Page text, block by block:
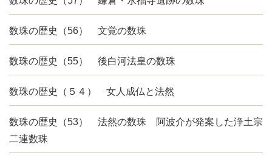
数珠の歴史（56） 文覚の数珠
数珠の歴史（55） 後白河法皇の数珠
数珠の歴史（５４） 女人成仏と法然
数珠の歴史（53） 法然の数珠 阿波介が発案した浄土宗
二連数珠